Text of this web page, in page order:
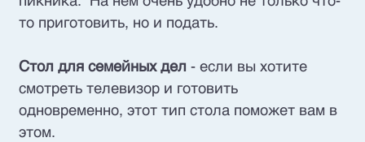
то приготовить, но и подать.
Стол для семейных дел - если вы хотите
смотреть телевизор и готовить
одновременно, этот тип стола поможет вам в
этом.